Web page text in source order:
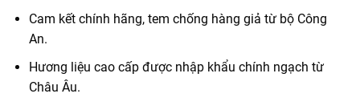
Cam kết chính hãng, tem chống hàng giả từ bộ Công
An.
Hương liệu cao cấp được nhập khẩu chính ngạch từ
Châu Âu.